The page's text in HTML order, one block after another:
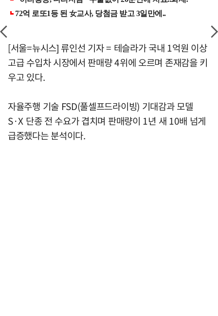
[서울=뉴시스] 류인선 기자 = 테슬라가 국내 1억원 이상
고급 수입차 시장에서 판매량 4위에 오르며 존재감을 키
우고 있다.
자율주행 기술 FSD(풀셀프드라이빙) 기대감과 모델
S·X 단종 전 수요가 겹치며 판매량이 1년 새 10배 넘게
급증했다는 분석이다.